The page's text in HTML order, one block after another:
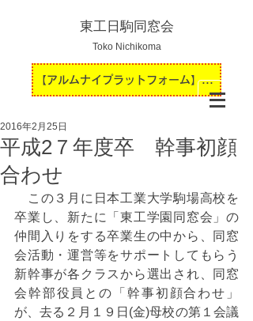
東工日駒同窓会
Toko Nichikoma
【アルムナイプラットフォーム】運用開始のお知らせ
平成2７年度卒 幹事初顔
合わせ
2016年2月25日
この３月に日本工業大学駒場高校を
卒業し、新たに「東工学園同窓会」の
仲間入りをする卒業生の中から、同窓
会活動・運営等をサポートしてもらう
新幹事が各クラスから選出され、同窓
会幹部役員との「幹事初顔合わせ」
が、去る２月１９日(金)母校の第１会議